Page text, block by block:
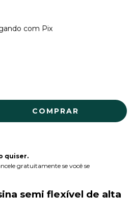
com Pix
quiser.
gratuitamente se você se
semi flexível de alta